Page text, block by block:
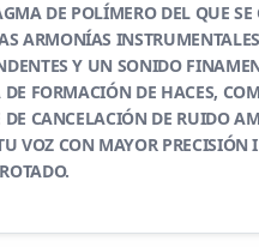
DE POLÍMERO DEL QUE
ARMONÍAS
Y UN SONIDO
DE FORMACIÓN DE HACES,
DE CANCELACIÓN DE RUIDO
VOZ CON MAYOR